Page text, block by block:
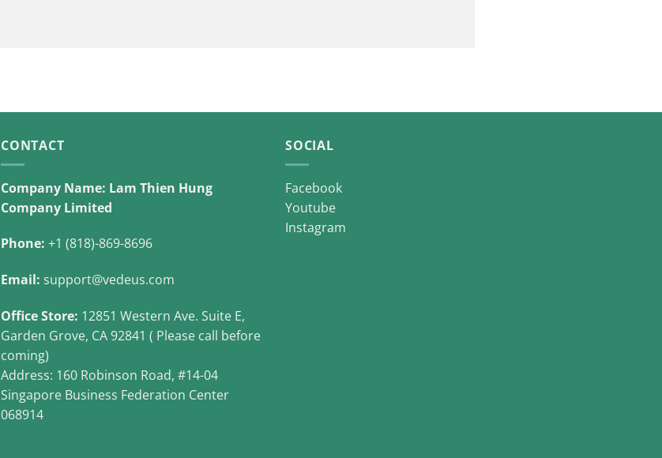
CONTACT
Company Name: Lam Thien Hung
Company Limited
Phone: +1 (818)-869-8696
Email: support@vedeus.com
Office Store: 12851 Western Ave. Suite E,
Garden Grove, CA 92841 ( Please call before
coming)
Address: 160 Robinson Road, #14-04
Singapore Business Federation Center
068914
SOCIAL
Facebook
Youtube
Instagram